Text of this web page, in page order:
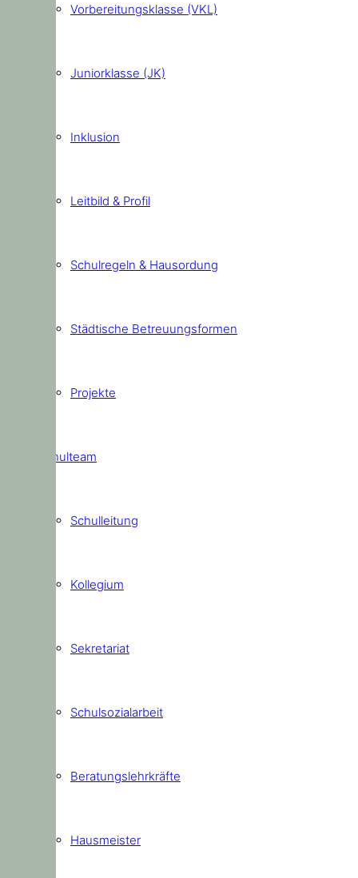
Vorbereitungsklasse (VKL)
Juniorklasse (JK)
Inklusion
Leitbild & Profil
Schulregeln & Hausordung
Städtische Betreuungsformen
Projekte
Schulteam
Schulleitung
Kollegium
Sekretariat
Schulsozialarbeit
Beratungslehrkräfte
Hausmeister